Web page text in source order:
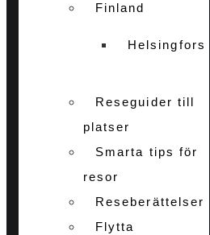
Finland
Helsingfors
Reseguider till
platser
Smarta tips för
resor
Reseberättelser
Flytta